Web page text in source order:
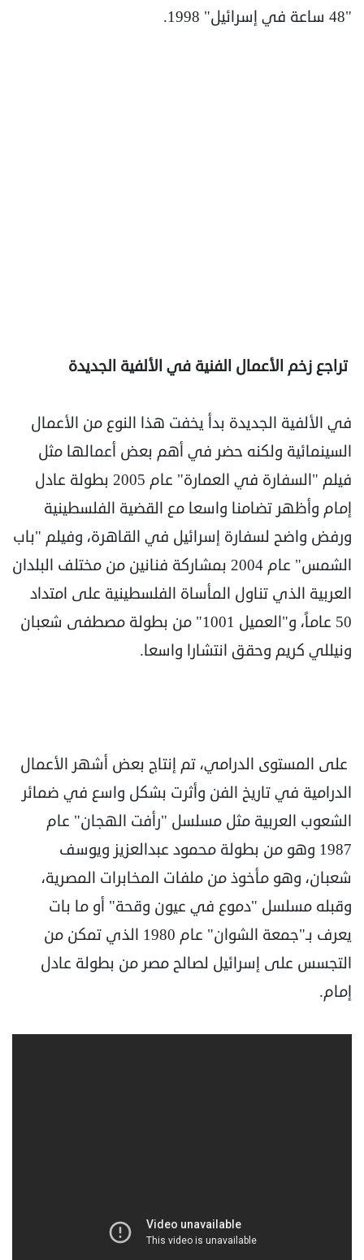
"48 ساعة في إسرائيل" 1998.
تراجع زخم الأعمال الفنية في الألفية الجديدة
في الألفية الجديدة بدأ يخفت هذا النوع من الأعمال
السينمائية ولكنه حضر في أهم بعض أعمالها مثل
فيلم "السفارة في العمارة" عام 2005 بطولة عادل
إمام وأظهر تضامنا واسعا مع القضية الفلسطينية
ورفض واضح لسفارة إسرائيل في القاهرة، وفيلم "باب
الشمس" عام 2004 بمشاركة فنانين من مختلف البلدان
العربية الذي تناول المأساة الفلسطينية على امتداد
50 عاماً، و"العميل 1001" من بطولة مصطفى شعبان
ونيللي كريم وحقق انتشارا واسعا.
على المستوى الدرامي، تم إنتاج بعض أشهر الأعمال
الدرامية في تاريخ الفن وأثرت بشكل واسع في ضمائر
الشعوب العربية مثل مسلسل "رأفت الهجان" عام
1987 وهو من بطولة محمود عبدالعزيز ويوسف
شعبان، وهو مأخوذ من ملفات المخابرات المصرية،
وقبله مسلسل "دموع في عيون وقحة" أو ما بات
يعرف بـ"جمعة الشوان" عام 1980 الذي تمكن من
التجسس على إسرائيل لصالح مصر من بطولة عادل
إمام.